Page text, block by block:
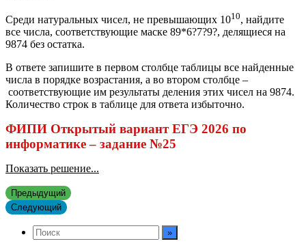
Среди натуральных чисел, не превышающих 1010, найдите
все числа, соответствующие маске 89*6?7?9?, делящиеся на
9874 без остатка.
В ответе запишите в первом столбце таблицы все найденные
числа в порядке возрастания, а во втором столбце –
соответствующие им результаты деления этих чисел на 9874.
Количество строк в таблице для ответа избыточно.
ФИПИ Открытый вариант ЕГЭ 2026 по
информатике – задание №25
Показать решение...
Предыдущий
Следующий